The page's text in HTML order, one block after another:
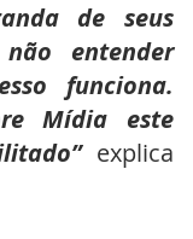
de seus
entender
funciona.
Mídia este
explica